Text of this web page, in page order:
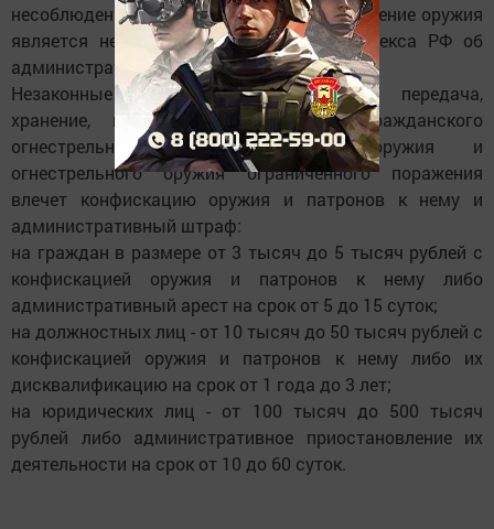
несоблюдении условий его продления хранение оружия
является незаконным (ч. 6 ст. 20.8 Кодекса РФ об
административных правонарушениях).
Незаконные приобретение, продажа, передача,
хранение, перевозка или ношение гражданского
огнестрельного гладкоствольного оружия и
огнестрельного оружия ограниченного поражения
влечет конфискацию оружия и патронов к нему и
административный штраф:
на граждан в размере от 3 тысяч до 5 тысяч рублей с
конфискацией оружия и патронов к нему либо
административный арест на срок от 5 до 15 суток;
на должностных лиц - от 10 тысяч до 50 тысяч рублей с
конфискацией оружия и патронов к нему либо их
дисквалификацию на срок от 1 года до 3 лет;
на юридических лиц - от 100 тысяч до 500 тысяч
рублей либо административное приостановление их
деятельности на срок от 10 до 60 суток.